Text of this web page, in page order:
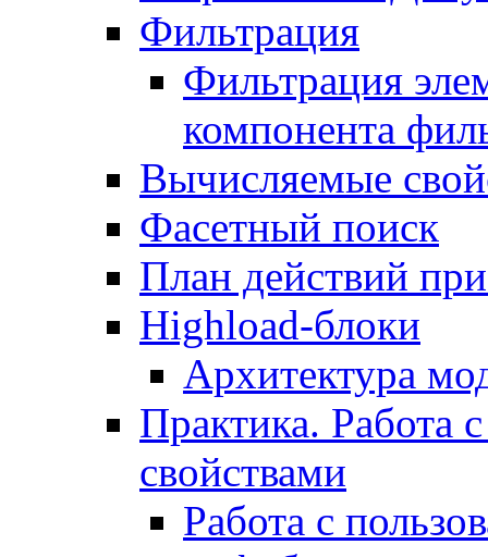
Фильтрация
Фильтрация
компонента
Вычисляемые
Фасетный поиск
План действий
Highload-блоки
Архитектура
Практика. Работа
свойствами
Работа с